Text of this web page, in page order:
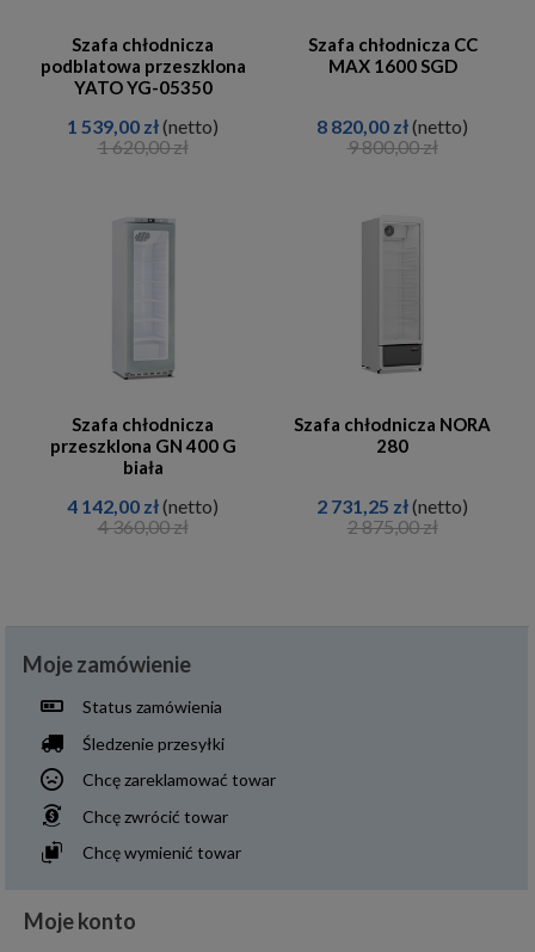
Szafa chłodnicza
podblatowa przeszklona
YATO YG-05350
1 539,00 zł(netto)
1 620,00 zł
Szafa chłodnicza CC
MAX 1600 SGD
8 820,00 zł(netto)
9 800,00 zł
Szafa chłodnicza
przeszklona GN 400 G
biała
4 142,00 zł(netto)
4 360,00 zł
Szafa chłodnicza NORA
280
2 731,25 zł(netto)
2 875,00 zł
Moje zamówienie
Status zamówienia
Śledzenie przesyłki
Chcę zareklamować towar
Chcę zwrócić towar
Chcę wymienić towar
Moje konto